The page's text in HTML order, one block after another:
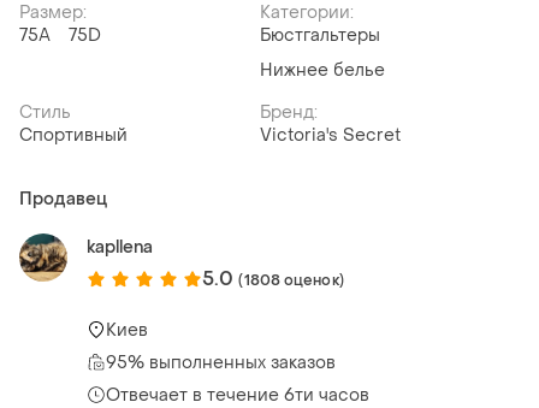
Размер:
75A
75D
Категории:
Бюстгальтеры
Нижнее белье
Стиль
Спортивный
Бренд:
Victoria's Secret
Продавец
kapllena
5.0 (1808 оценок)
Киев
95% выполненных заказов
Отвечает в течение 6ти часов